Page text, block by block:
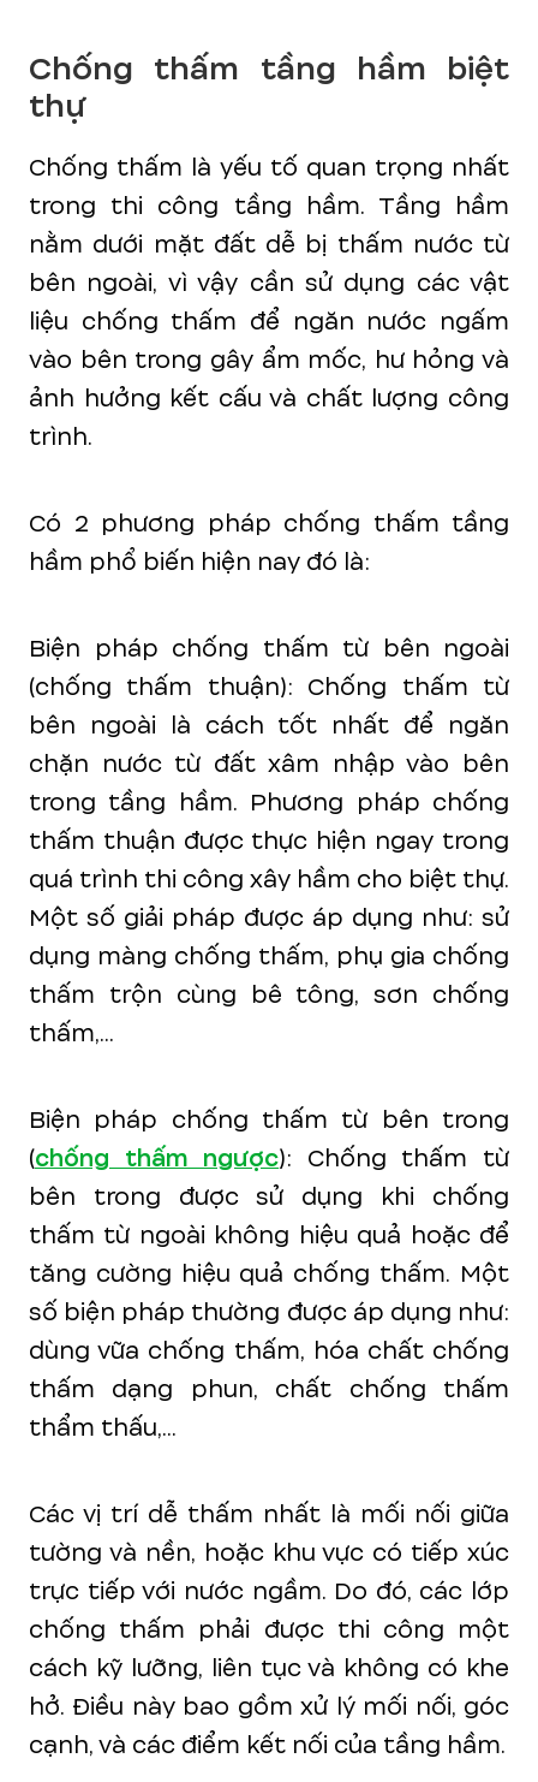
Chống thấm tầng hầm biệt
thự
Chống thấm là yếu tố quan trọng nhất
trong thi công tầng hầm. Tầng hầm
nằm dưới mặt đất dễ bị thấm nước từ
bên ngoài, vì vậy cần sử dụng các vật
liệu chống thấm để ngăn nước ngấm
vào bên trong gây ẩm mốc, hư hỏng và
ảnh hưởng kết cấu và chất lượng công
trình.
Có 2 phương pháp chống thấm tầng
hầm phổ biến hiện nay đó là:
Biện pháp chống thấm từ bên ngoài
(chống thấm thuận): Chống thấm từ
bên ngoài là cách tốt nhất để ngăn
chặn nước từ đất xâm nhập vào bên
trong tầng hầm. Phương pháp chống
thấm thuận được thực hiện ngay trong
quá trình thi công xây hầm cho biệt thự.
Một số giải pháp được áp dụng như: sử
dụng màng chống thấm, phụ gia chống
thấm trộn cùng bê tông, sơn chống
thấm,...
Biện pháp chống thấm từ bên trong
(chống thấm ngược): Chống thấm từ
bên trong được sử dụng khi chống
thấm từ ngoài không hiệu quả hoặc để
tăng cường hiệu quả chống thấm. Một
số biện pháp thường được áp dụng như:
dùng vữa chống thấm, hóa chất chống
thấm dạng phun, chất chống thấm
thẩm thấu,...
Các vị trí dễ thấm nhất là mối nối giữa
tường và nền, hoặc khu vực có tiếp xúc
trực tiếp với nước ngầm. Do đó, các lớp
chống thấm phải được thi công một
cách kỹ lưỡng, liên tục và không có khe
hở. Điều này bao gồm xử lý mối nối, góc
cạnh, và các điểm kết nối của tầng hầm.